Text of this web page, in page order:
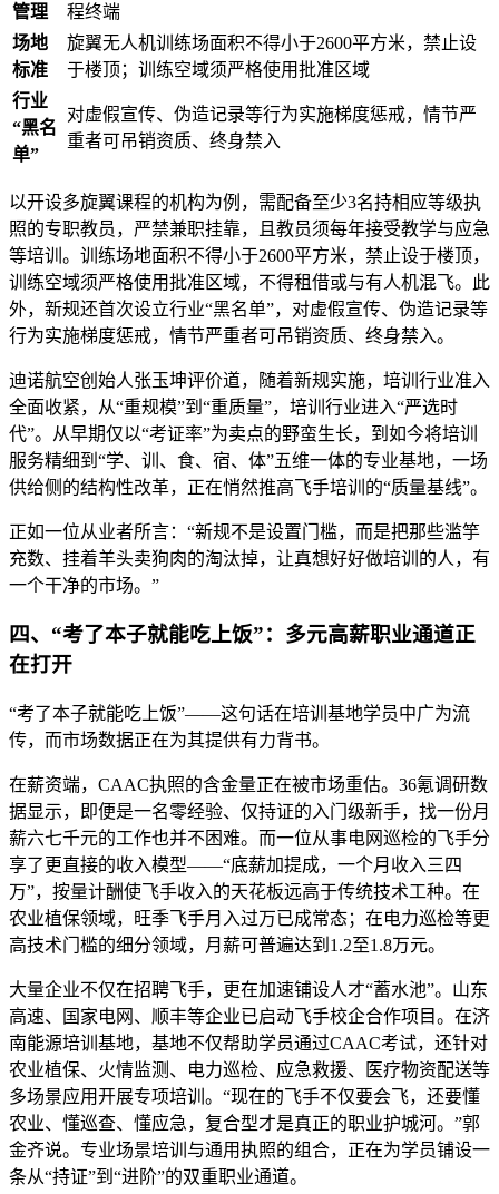
管理
程终端
场地
标准
旋翼无人机训练场面积不得小于2600平方米，禁止设
于楼顶；训练空域须严格使用批准区域
行业
“黑名
单”
对虚假宣传、伪造记录等行为实施梯度惩戒，情节严
重者可吊销资质、终身禁入
以开设多旋翼课程的机构为例，需配备至少3名持相应等级执
照的专职教员，严禁兼职挂靠，且教员须每年接受教学与应急
等培训。训练场地面积不得小于2600平方米，禁止设于楼顶，
训练空域须严格使用批准区域，不得租借或与有人机混飞。此
外，新规还首次设立行业“黑名单”，对虚假宣传、伪造记录等
行为实施梯度惩戒，情节严重者可吊销资质、终身禁入。
迪诺航空创始人张玉坤评价道，随着新规实施，培训行业准入
全面收紧，从“重规模”到“重质量”，培训行业进入“严选时
代”。从早期仅以“考证率”为卖点的野蛮生长，到如今将培训
服务精细到“学、训、食、宿、体”五维一体的专业基地，一场
供给侧的结构性改革，正在悄然推高飞手培训的“质量基线”。
正如一位从业者所言：“新规不是设置门槛，而是把那些滥竽
充数、挂着羊头卖狗肉的淘汰掉，让真想好好做培训的人，有
一个干净的市场。”
四、“考了本子就能吃上饭”：多元高薪职业通道正
在打开
“考了本子就能吃上饭”——这句话在培训基地学员中广为流
传，而市场数据正在为其提供有力背书。
在薪资端，CAAC执照的含金量正在被市场重估。36氪调研数
据显示，即便是一名零经验、仅持证的入门级新手，找一份月
薪六七千元的工作也并不困难。而一位从事电网巡检的飞手分
享了更直接的收入模型——“底薪加提成，一个月收入三四
万”，按量计酬使飞手收入的天花板远高于传统技术工种。在
农业植保领域，旺季飞手月入过万已成常态；在电力巡检等更
高技术门槛的细分领域，月薪可普遍达到1.2至1.8万元。
大量企业不仅在招聘飞手，更在加速铺设人才“蓄水池”。山东
高速、国家电网、顺丰等企业已启动飞手校企合作项目。在济
南能源培训基地，基地不仅帮助学员通过CAAC考试，还针对
农业植保、火情监测、电力巡检、应急救援、医疗物资配送等
多场景应用开展专项培训。“现在的飞手不仅要会飞，还要懂
农业、懂巡查、懂应急，复合型才是真正的职业护城河。”郭
金齐说。专业场景培训与通用执照的组合，正在为学员铺设一
条从“持证”到“进阶”的双重职业通道。